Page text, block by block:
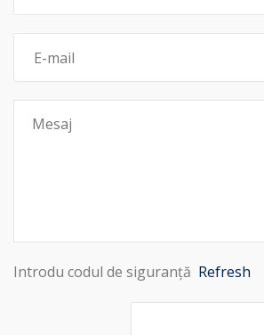
Introdu codul de siguranță Refresh